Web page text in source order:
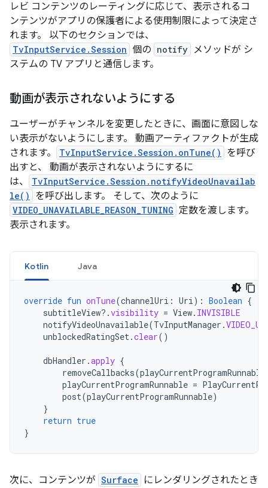
レビ コンテンツのレーティングに応じて、表示されるコ
ンテンツがアプリの保護者による使用制限によって決定さ
れます。 以下のセクションでは、
TvInputService.Session 個の notify メソッドが シ
ステムの TV アプリと通信します。
動画が表示されないようにする
ユーザーがチャンネルを変更したときに、画面に意図しな
い表示がないようにします。 動画アーティファクトが生成
されます。
TvInputService.Session.onTune()
を呼び
出すと、 動画が表示されないようにするに
は、
TvInputService.Session.notifyVideoUnavailab
le()
を呼び出します。 そして、次のように
VIDEO_UNAVAILABLE_REASON_TUNING 定数を渡します。
表示されます。
Kotlin Java
override fun onTune(channelUri : Uri): Boolean {
subtitleView?.visibility = View. INVISIBLE
notifyVideoUnavailable(TvInputManager .
unblockedRatingSet.clear()
dbHandler .apply {
removeCallbacks(playCurrentProgramRunnable
playCurrentProgramRunnable =
post(playCurrentProgramRunnable)
}
return true
}
次に、コンテンツが Surface
にレンダリングされたとき